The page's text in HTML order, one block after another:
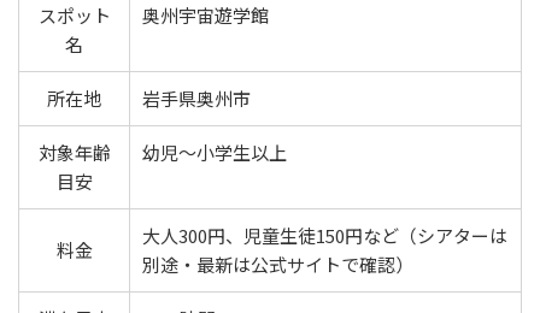
スポット
名
奥州宇宙遊学館
所在地 岩手県奥州市
対象年齢
目安
幼児〜小学生以上
料金
大人300円、児童生徒150円など（シアターは
別途・最新は公式サイトで確認）